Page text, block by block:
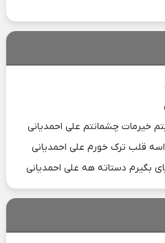
خیرمات چشمانتم علی احمدیانی
قلب ترک خورم علی احمدیانی
بگیرم دستاته هه علی احمدیانی